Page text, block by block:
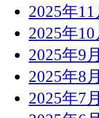
2025年11
2025年10
2025年9月
2025年8月
2025年7月